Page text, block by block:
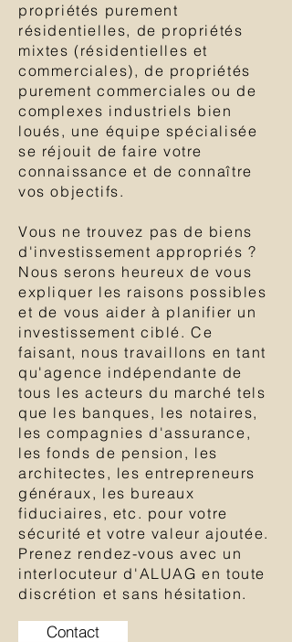
propriétés purement
résidentielles, de propriétés
mixtes (résidentielles et
commerciales), de propriétés
purement commerciales ou de
complexes industriels bien
loués, une équipe spécialisée
se réjouit de faire votre
connaissance et de connaître
vos objectifs.
Vous ne trouvez pas de biens
d'investissement appropriés ?
Nous serons heureux de vous
expliquer les raisons possibles
et de vous aider à planifier un
investissement ciblé. Ce
faisant, nous travaillons en tant
qu'agence indépendante de
tous les acteurs du marché tels
que les banques, les notaires,
les compagnies d'assurance,
les fonds de pension, les
architectes, les entrepreneurs
généraux, les bureaux
fiduciaires, etc. pour votre
sécurité et votre valeur ajoutée.
Prenez rendez-vous avec un
interlocuteur d'ALUAG en toute
discrétion et sans hésitation.
Contact